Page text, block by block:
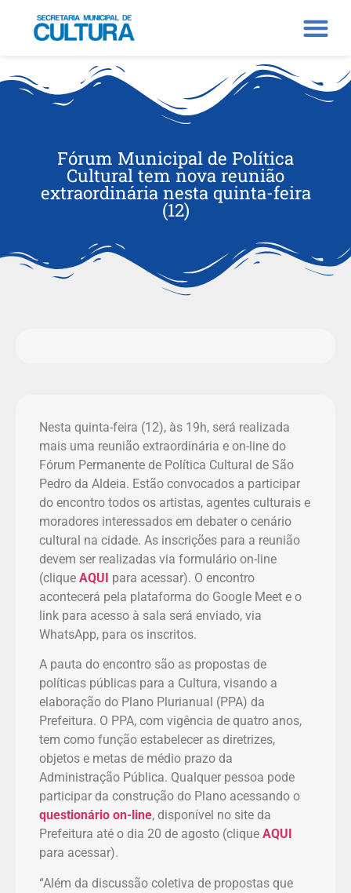
Fórum Municipal de Política
Cultural tem nova reunião
extraordinária nesta quinta-feira
(12)
Nesta quinta-feira (12), às 19h, será realizada
mais uma reunião extraordinária e on-line do
Fórum Permanente de Política Cultural de São
Pedro da Aldeia. Estão convocados a participar
do encontro todos os artistas, agentes culturais e
moradores interessados em debater o cenário
cultural na cidade. As inscrições para a reunião
devem ser realizadas via formulário on-line
(clique AQUI para acessar). O encontro
acontecerá pela plataforma do Google Meet e o
link para acesso à sala será enviado, via
WhatsApp, para os inscritos.
A pauta do encontro são as propostas de
políticas públicas para a Cultura, visando a
elaboração do Plano Plurianual (PPA) da
Prefeitura. O PPA, com vigência de quatro anos,
tem como função estabelecer as diretrizes,
objetos e metas de médio prazo da
Administração Pública. Qualquer pessoa pode
participar da construção do Plano acessando o
questionário on-line, disponível no site da
Prefeitura até o dia 20 de agosto (clique AQUI
para acessar).
“Além da discussão coletiva de propostas que